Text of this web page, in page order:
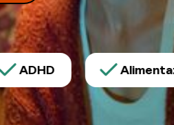
ADHD